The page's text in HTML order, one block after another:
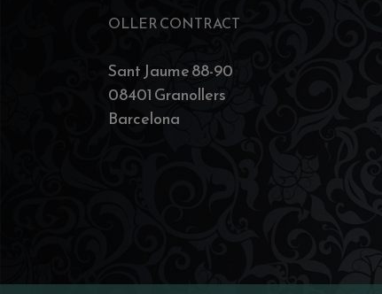
OLLER CONTRACT
Sant Jaume 88-90
08401 Granollers
Barcelona